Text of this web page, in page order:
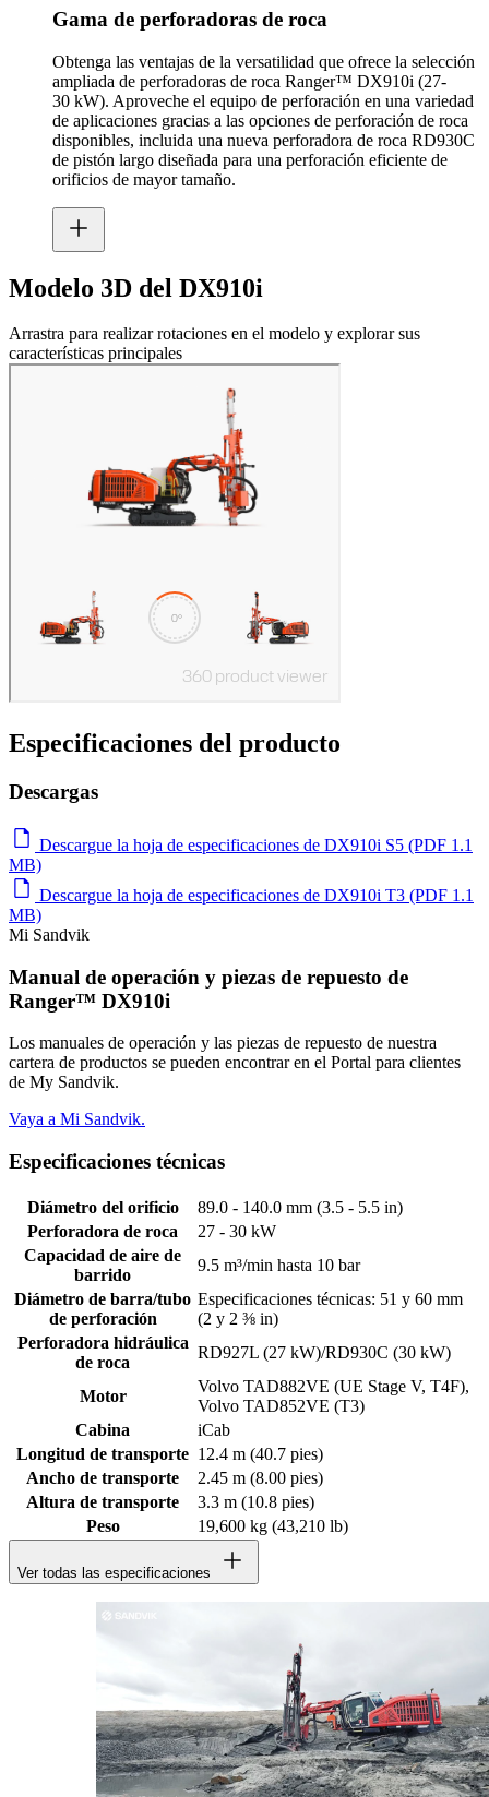
Gama de perforadoras de roca
Obtenga las ventajas de la versatilidad que ofrece la selección
ampliada de perforadoras de roca Ranger™ DX910i (27-
30 kW). Aproveche el equipo de perforación en una variedad
de aplicaciones gracias a las opciones de perforación de roca
disponibles, incluida una nueva perforadora de roca RD930C
de pistón largo diseñada para una perforación eficiente de
orificios de mayor tamaño.
Modelo 3D del DX910i
Arrastra para realizar rotaciones en el modelo y explorar sus
características principales
Especificaciones del producto
Descargas
Descargue la hoja de especificaciones de DX910i S5 (PDF 1.1
MB)
Descargue la hoja de especificaciones de DX910i T3 (PDF 1.1
MB)
Mi Sandvik
Manual de operación y piezas de repuesto de
Ranger™ DX910i
Los manuales de operación y las piezas de repuesto de nuestra
cartera de productos se pueden encontrar en el Portal para clientes
de My Sandvik.
Vaya a Mi Sandvik.
Especificaciones técnicas
Diámetro del orificio
89.0 - 140.0 mm (3.5 - 5.5 in)
Perforadora de roca
27 - 30 kW
Capacidad de aire de
barrido
9.5 m³/min hasta 10 bar
Diámetro de barra/tubo
de perforación
Especificaciones técnicas: 51 y 60 mm
(2 y 2 ⅜ in)
Perforadora hidráulica
de roca
RD927L (27 kW)/RD930C (30 kW)
Motor
Volvo TAD882VE (UE Stage V, T4F),
Volvo TAD852VE (T3)
Cabina
iCab
Longitud de transporte 12.4 m (40.7 pies)
Ancho de transporte
2.45 m (8.00 pies)
Altura de transporte
3.3 m (10.8 pies)
Peso
19,600 kg (43,210 lb)
Ver todas las especificaciones